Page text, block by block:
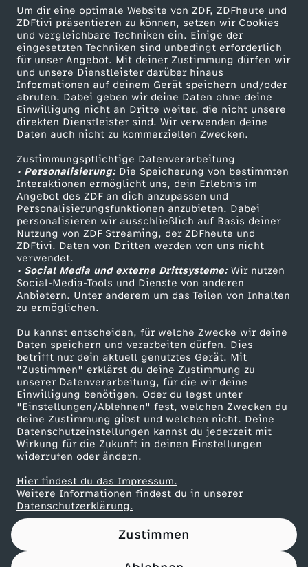
Um dir eine optimale Website von ZDF, ZDFheute und
ZDFtivi präsentieren zu können, setzen wir Cookies
und vergleichbare Techniken ein. Einige der
eingesetzten Techniken sind unbedingt erforderlich
für unser Angebot. Mit deiner Zustimmung dürfen wir
und unsere Dienstleister darüber hinaus
Informationen auf deinem Gerät speichern und/oder
abrufen. Dabei geben wir deine Daten ohne deine
Einwilligung nicht an Dritte weiter, die nicht unsere
direkten Dienstleister sind. Wir verwenden deine
Daten auch nicht zu kommerziellen Zwecken.
Zustimmungspflichtige Datenverarbeitung
• Personalisierung:Die Speicherung von bestimmten
Interaktionen ermöglicht uns, dein Erlebnis im
Angebot des ZDF an dich anzupassen und
Personalisierungsfunktionen anzubieten. Dabei
personalisieren wir ausschließlich auf Basis deiner
Nutzung von ZDF Streaming, der ZDFheute und
ZDFtivi. Daten von Dritten werden von uns nicht
verwendet.
• Social Media und externe Drittsysteme:Wir nutzen
Social-Media-Tools und Dienste von anderen
Anbietern. Unter anderem um das Teilen von Inhalten
zu ermöglichen.
Du kannst entscheiden, für welche Zwecke wir deine
Daten speichern und verarbeiten dürfen. Dies
betrifft nur dein aktuell genutztes Gerät. Mit
"Zustimmen" erklärst du deine Zustimmung zu
unserer Datenverarbeitung, für die wir deine
Einwilligung benötigen. Oder du legst unter
"Einstellungen/Ablehnen" fest, welchen Zwecken du
deine Zustimmung gibst und welchen nicht. Deine
Datenschutzeinstellungen kannst du jederzeit mit
Wirkung für die Zukunft in deinen Einstellungen
widerrufen oder ändern.
Hier findest du das Impressum.
Weitere Informationen findest du in unserer
Datenschutzerklärung.
Zustimmen
r
o
c
k
t
A
t
a
l
a
n
t
a
B
e
r
Mehr ZDF
ZDF-Apps
Smart TV
ZDFtext
Livestreams
Sendungen A-Z
TV-Programm
Service
ZDFmitreden
Kontakt zum ZDF
Tickets
Zuschauerservice
Hilfe
ZDF Unternehmen
Karriere
ZDF goes Schule
Werbefernsehen
Mainzelmännchen
Partner